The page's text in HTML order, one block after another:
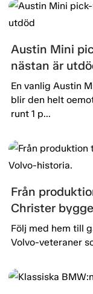
Austin Mini
nästan är
En vanlig Austin
blir den helt
runt 1 p...
Från
Christer
Följ med hem till
Volvo-veteraner